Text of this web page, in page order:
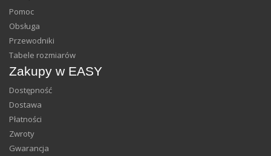
Pomoc
Obsługa
Przewodniki
Tabele rozmiarów
Zakupy w EASY
Dostępność
Dostawa
Płatności
Zwroty
Gwarancja